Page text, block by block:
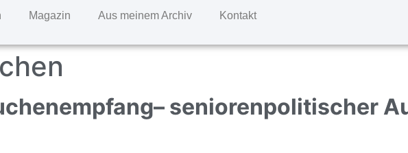
Magazin Aus meinem Archiv Kontakt
– seniorenpolitischer